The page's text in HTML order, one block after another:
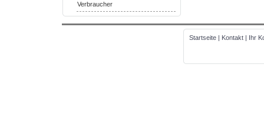
Verbraucher
Startseite | Kontakt | Ihr